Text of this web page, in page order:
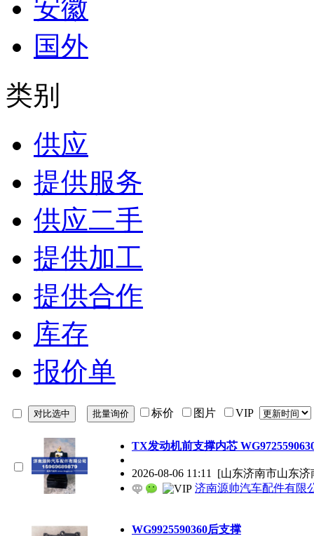
安徽
国外
类别
供应
提供服务
供应二手
提供加工
提供合作
库存
报价单
标价 图片 VIP
TX发动机前支撑内芯
2026-08-06 11:11 [山东济南市山东
济南源帅汽车配件有限
WG9925590360后支撑